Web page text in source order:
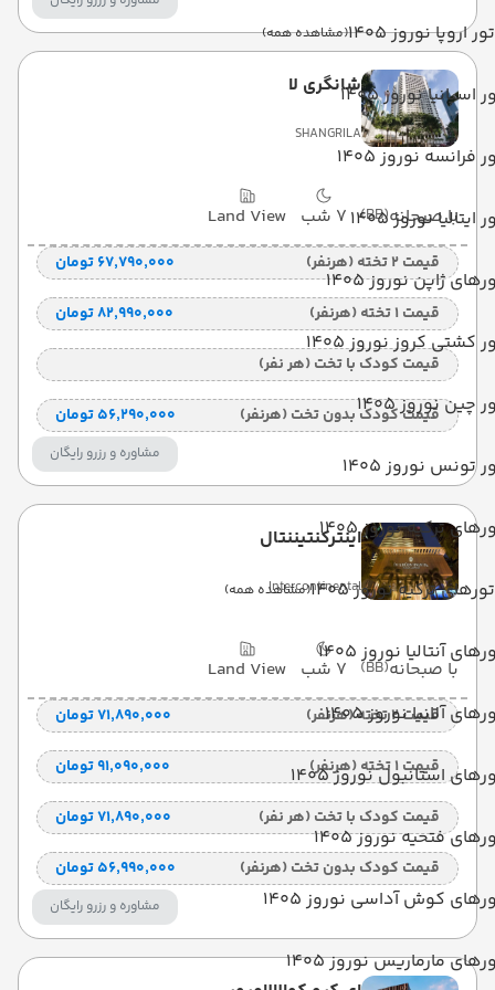
تور اروپا نوروز 1405 (مشاهده همه)
اسپانیا نوروز 1405
فرانسه نوروز 1405
ایتالیا نوروز 1405
ژاپن نوروز 1405
کشتی کروز نوروز 1405
چین نوروز 1405
تونس نوروز 1405
ترکیه نوروز 1405
تورهای ترکیه نوروز 1405 (مشاهده همه)
آنتالیا نوروز 1405
آلانیا نوروز 1405
استانبول نوروز 1405
فتحیه نوروز 1405
کوش آداسی نوروز 1405
مارماریس نوروز 1405
شانگری لا
SHANGRILA
با صبحانه(BB) 7 شب Land View
قیمت 2 تخته (هرنفر) ۶۷٬۷۹۰٬۰۰۰ تومان
قیمت 1 تخته (هرنفر) ۸۲٬۹۹۰٬۰۰۰ تومان
قیمت کودک با تخت (هر نفر)
قیمت کودک بدون تخت (هرنفر) ۵۶٬۲۹۰٬۰۰۰ تومان
مشاوره و رزرو رایگان
اینترکنتیننتال
Intercontinental
با صبحانه(BB) 7 شب Land View
قیمت 2 تخته (هرنفر) ۷۱٬۸۹۰٬۰۰۰ تومان
قیمت 1 تخته (هرنفر) ۹۱٬۰۹۰٬۰۰۰ تومان
قیمت کودک با تخت (هر نفر) ۷۱٬۸۹۰٬۰۰۰ تومان
قیمت کودک بدون تخت (هرنفر) ۵۶٬۹۹۰٬۰۰۰ تومان
مشاوره و رزرو رایگان